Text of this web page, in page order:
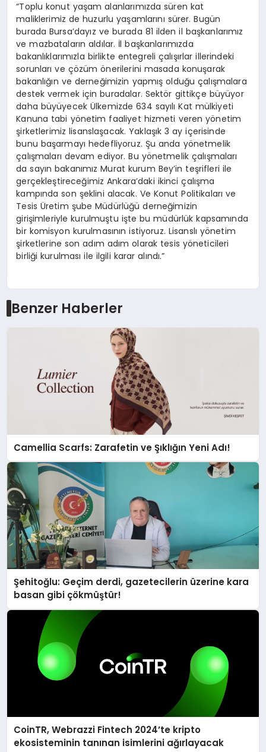
“Toplu konut yaşam alanlarımızda süren kat
maliklerimiz de huzurlu yaşamlarını sürer. Bugün
burada Bursa’dayız ve burada 81 ilden il başkanlarımız
ve mazbataların aldılar. İl başkanlarımızda
bakanlıklarımızla birlikte entegreli çalışırlar illerindeki
sorunları ve çözüm önerilerini masada konuşarak
bakanlığın ve derneğimizin yapmış olduğu çalışmalara
destek vermek için buradalar. Sektör gittikçe büyüyor
daha büyüyecek Ülkemizde 634 sayılı Kat mülkiyeti
Kanuna tabi yönetim faaliyet hizmeti veren yönetim
şirketlerimiz lisanslaşacak. Yaklaşık 3 ay içerisinde
bunu başarmayı hedefliyoruz. Şu anda yönetmelik
çalışmaları devam ediyor. Bu yönetmelik çalışmaları
da sayın bakanımız Murat kurum Bey’in teşrifleri ile
gerçekleştireceğimiz Ankara’daki ikinci çalışma
kampında son şeklini alacak. Ve Konut Politikaları ve
Tesis Üretim şube Müdürlüğü derneğimizin
girişimleriyle kurulmuştu işte bu müdürlük kapsamında
bir komisyon kurulmasının istiyoruz. Lisanslı yönetim
şirketlerine son adım adım olarak tesis yöneticileri
birliği kurulması ile ilgili karar alındı.”
Benzer Haberler
Camellia Scarfs: Zarafetin ve Şıklığın Yeni Adı!
Şehitoğlu: Geçim derdi, gazetecilerin üzerine kara
basan gibi çökmüştür!
CoinTR, Webrazzi Fintech 2024’te kripto
ekosisteminin tanınan isimlerini ağırlayacak